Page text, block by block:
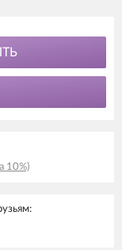
10%)